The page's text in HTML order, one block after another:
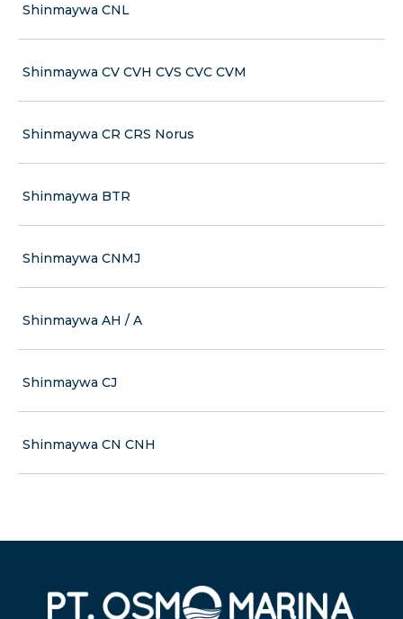
Shinmaywa CNL
Shinmaywa CV CVH CVS CVC CVM
Shinmaywa CR CRS Norus
Shinmaywa BTR
Shinmaywa CNMJ
Shinmaywa AH / A
Shinmaywa CJ
Shinmaywa CN CNH